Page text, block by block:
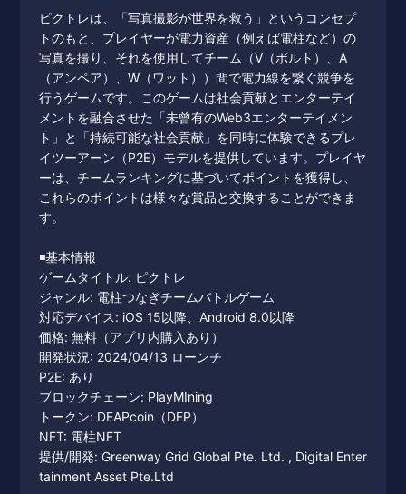
ピクトレは、「写真撮影が世界を救う」というコンセプ
トのもと、プレイヤーが電力資産（例えば電柱など）の
写真を撮り、それを使用してチーム（V（ボルト）、A
（アンペア）、W（ワット））間で電力線を繋ぐ競争を
行うゲームです。このゲームは社会貢献とエンターテイ
メントを融合させた「未曾有のWeb3エンターテイメン
ト」と「持続可能な社会貢献」を同時に体験できるプレ
イツーアーン（P2E）モデルを提供しています。プレイヤ
ーは、チームランキングに基づいてポイントを獲得し、
これらのポイントは様々な賞品と交換することができま
す。
◾️基本情報
ゲームタイトル: ピクトレ
ジャンル: 電柱つなぎチームバトルゲーム
対応デバイス: iOS 15以降、Android 8.0以降
価格: 無料（アプリ内購入あり）
開発状況: 2024/04/13 ローンチ
P2E: あり
ブロックチェーン: PlayMIning
トークン: DEAPcoin（DEP）
NFT: 電柱NFT
提供/開発: Greenway Grid Global Pte. Ltd. , Digital Enter
tainment Asset Pte.Ltd